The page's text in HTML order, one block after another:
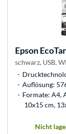
Epson
schwarz, USB,
Auflösung:
Formate: A4,
10x15 cm,
Nicht